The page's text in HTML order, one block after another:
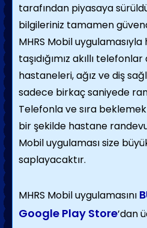
tarafından piyasaya
bilgileriniz tamamen
MHRS Mobil uygulamasıyla
taşıdığımız akıllı
hastaneleri, ağız ve diş
sadece birkaç saniyede
Telefonla ve sıra
bir şekilde hastane
Mobil uygulaması size
saplayacaktır.
MHRS Mobil uygulamasını
Google Play Store’dan